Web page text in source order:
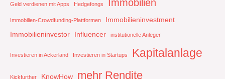
Geld verdienen mit Apps Hedgefongs Immobilien
Immobilien-Crowdfunding-Plattformen
Immobilieninvestment
Immobilieninvestor
Influencer institutionelle Anleger
Investieren in Ackerland Investieren in Startups Kapitalanlage
Kickfurther KnowHow mehr Rendite